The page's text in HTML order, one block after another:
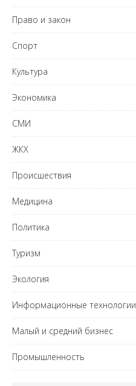
Право и закон
Спорт
Культура
Экономика
СМИ
ЖКХ
Происшествия
Медицина
Политика
Туризм
Экология
Информационные технологии
Малый и средний бизнес
Промышленность